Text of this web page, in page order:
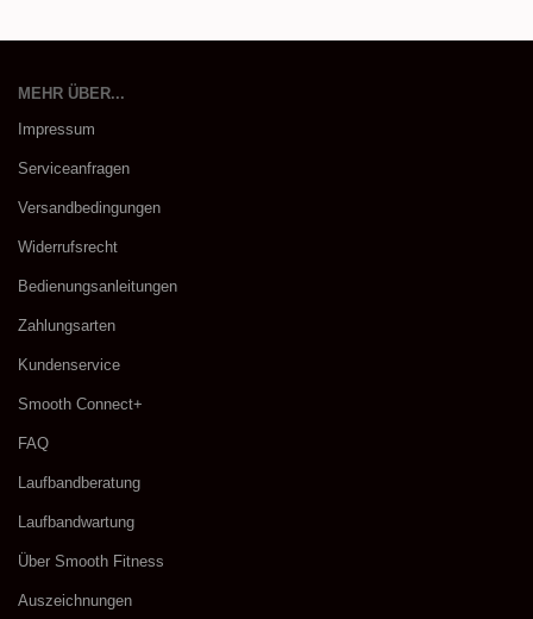
MEHR ÜBER...
Impressum
Serviceanfragen
Versandbedingungen
Widerrufsrecht
Bedienungsanleitungen
Zahlungsarten
Kundenservice
Smooth Connect+
FAQ
Laufbandberatung
Laufbandwartung
​Über Smooth Fitness
Auszeichnungen